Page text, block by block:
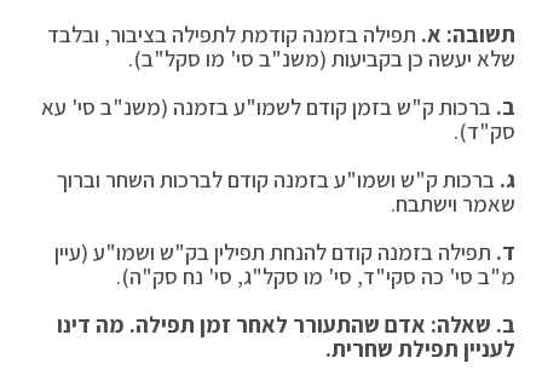
תשובה: א. תפילה בזמנה קודמת לתפילה בציבור, ובלבד
שלא יעשה כן בקביעות (משנ"ב סי' מו סקל"ב).
ב. ברכות ק"ש בזמן קודם לשמו"ע בזמנה (משנ"ב סי' עא
סק"ד).
ג. ברכות ק"ש ושמו"ע בזמנה קודם לברכות השחר וברוך
שאמר וישתבח.
ד. תפילה בזמנה קודם להנחת תפילין בק"ש ושמו"ע (עיין
מ"ב סי' כה סקי"ד, סי' מו סקל"ג, סי' נח סק"ה).
ב. שאלה: אדם שהתעורר לאחר זמן תפילה. מה דינו
לעניין תפילת שחרית.